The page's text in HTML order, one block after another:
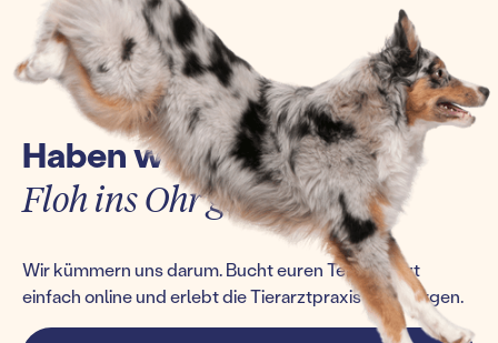
Haben wir euch einen
Floh ins Ohr gesetzt?
Wir kümmern uns darum. Bucht euren Termin jetzt
einfach online und erlebt die Tierarztpraxis von morgen.